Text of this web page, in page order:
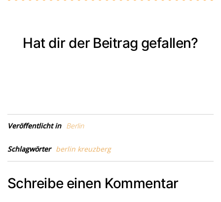
Hat dir der Beitrag gefallen?
Veröffentlicht in Berlin
Schlagwörter berlin kreuzberg
Schreibe einen Kommentar